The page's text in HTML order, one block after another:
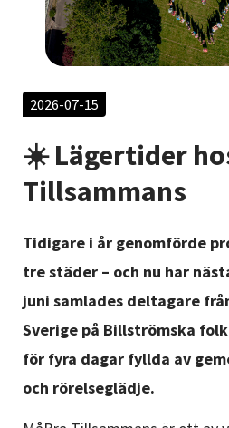
Om SV
Nyheter
Lyssna
2026-07-15
☀️ Lägertider
Tillsammans
Tidigare i år genomförde
tre städer – och nu har
juni samlades deltagare
Sverige på Billströmska
för fyra dagar fyllda av
och rörelseglädje.